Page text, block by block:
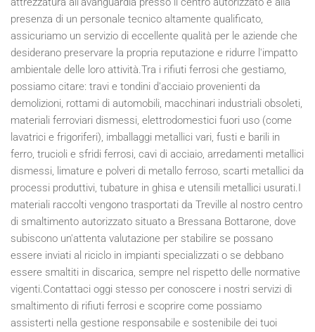
presenza di un personale tecnico altamente qualificato,
assicuriamo un servizio di eccellente qualità per le aziende che
desiderano preservare la propria reputazione e ridurre l'impatto
ambientale delle loro attività.Tra i rifiuti ferrosi che gestiamo,
possiamo citare: travi e tondini d'acciaio provenienti da
demolizioni, rottami di automobili, macchinari industriali obsoleti,
materiali ferroviari dismessi, elettrodomestici fuori uso (come
lavatrici e frigoriferi), imballaggi metallici vari, fusti e barili in
ferro, trucioli e sfridi ferrosi, cavi di acciaio, arredamenti metallici
dismessi, limature e polveri di metallo ferroso, scarti metallici da
processi produttivi, tubature in ghisa e utensili metallici usurati.I
materiali raccolti vengono trasportati da Treville al nostro centro
di smaltimento autorizzato situato a Bressana Bottarone, dove
subiscono un'attenta valutazione per stabilire se possano
essere inviati al riciclo in impianti specializzati o se debbano
essere smaltiti in discarica, sempre nel rispetto delle normative
vigenti.Contattaci oggi stesso per conoscere i nostri servizi di
smaltimento di rifiuti ferrosi e scoprire come possiamo
assisterti nella gestione responsabile e sostenibile dei tuoi